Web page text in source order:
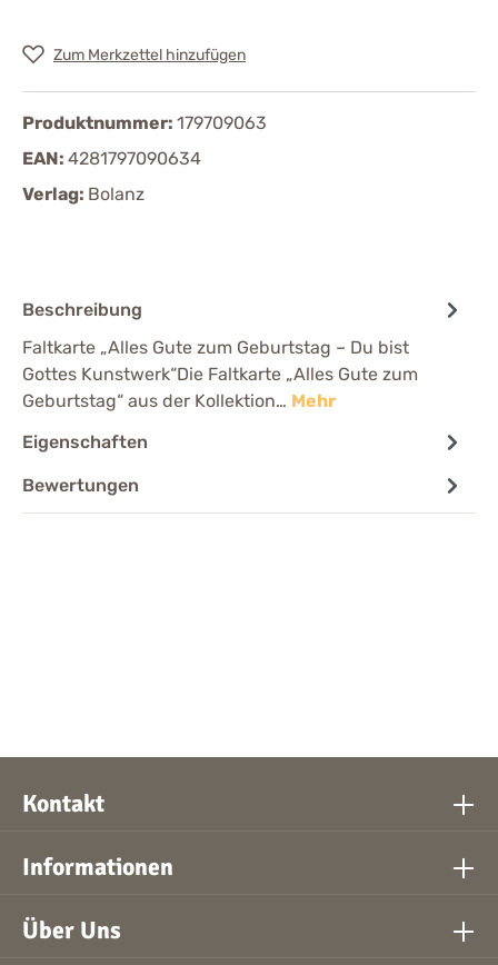
Zum Merkzettel hinzufügen
Produktnummer: 179709063
EAN: 4281797090634
Verlag: Bolanz
Beschreibung
Faltkarte „Alles Gute zum Geburtstag – Du bist
Gottes Kunstwerk“Die Faltkarte „Alles Gute zum
Geburtstag“ aus der Kollektion… Mehr
Eigenschaften
Bewertungen
Kontakt
Informationen
Über Uns